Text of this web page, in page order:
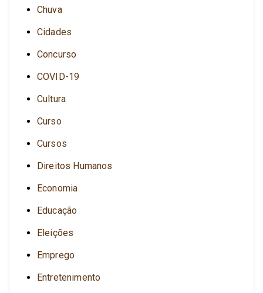
Chuva
Cidades
Concurso
COVID-19
Cultura
Curso
Cursos
Direitos Humanos
Economia
Educação
Eleições
Emprego
Entretenimento